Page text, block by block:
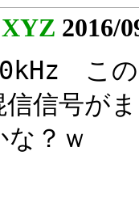
XYZ 2016/
　こ
信信号が
？ｗ